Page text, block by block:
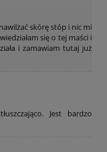
skórę stóp i nic mi
się o tej maści i
i zamawiam tutaj już
Jest bardzo